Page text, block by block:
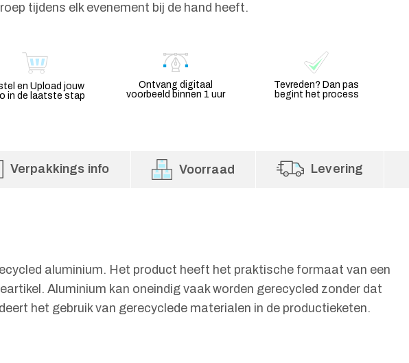
tijdens elk evenement bij de hand heeft.
en Upload jouw
in de laatste stap
Ontvang digitaal
voorbeeld binnen 1 uur
Tevreden? Dan pas
begint het process
Verpakkings info Voorraad Levering
aluminium. Het product heeft het praktische formaat van een
Aluminium kan oneindig vaak worden gerecycled zonder dat
het gebruik van gerecyclede materialen in de productieketen.